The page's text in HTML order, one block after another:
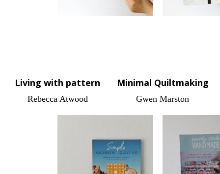
Living with pattern
Rebecca Atwood
Minimal Quiltmaking
Gwen Marston